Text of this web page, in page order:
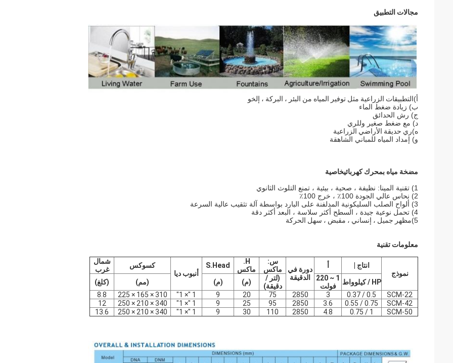
مجالات التطبيق
أ)التطبيقات الزراعية مثل توفير المياه من البئر ، البركة ، إلخو
ب) زيادة ضغط الماء
ج) رش الحدائق
د) مع ضغط صغير وللري
ه)ري حديقة الأراضي الزراعية
و) إمداد المياه للمباني الشاهقة
مضخة مياه بمحرك كهربائيخاصية
1) تقنية المينا: نظيفة ، صحية ، بيئية ، تمنع التلوث الثانوي
2) نحاس عالي الجودة 100٪ ، خرج 100٪
3) ألواح الصلب السليكونية المدلفنة على البارد بواسطة آلة تثقيب عالية السرعة
4) تحمل نوعية جيدة ، السطح أكثر سلاسة ، البعد أكثر دقة
5) مظهر جميل ، إنساني ، مقبض ، سهل الحركة
معلومات تقنية
نموذج
انتاج |
دورة في
الدقيقة
س:
ماكس
H.
ماكس
S.Head
أنبوب ديا
كسوكس
شمال
غرب
HP / كيلوواط
1 ~ 220
فولت
(لتر /
دقيقة)
(م) (م) (مم)
(كلغ)
SCM-22
0.5 / 0.37
3
2850
75
20
9
1 "× 1"
310 × 165 × 225
8.8
SCM-42
0.75 / 0.55
3.6
2850
95
25
9
1 "× 1"
340 × 210 × 250
12
SCM-50
1 / 0.75
4.8
2850
110
30
9
1 "× 1"
340 × 210 × 250
13.6